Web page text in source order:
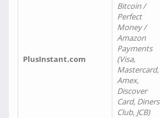
PlusInstant.com
Bitcoin /
Perfect
Money /
Amazon
Payments
(Visa,
Mastercard,
Amex,
Discover
Card, Diners
Club, JCB)